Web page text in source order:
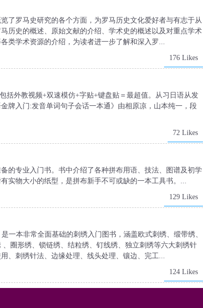
了罗马史研究的各个方面，为罗马历史文化爱好者与有志于从
历史的概述、原始文献的介绍、学术史的概述以及对重点学术
类学术资源的介绍，为读者进一步了解和深入罗...
176 Likes
括外教视频+双速模仿+字贴+键盘贴＝最超值。从习日语从发
牌入门:发音单词句子会话一本通》由相原凉，山本纯一，段
72 Likes
的专业入门书。书中介绍了各种拼布用语、技法、图谱及初学
实物大小的纸型，是拼布新手不可或缺的一本工具书。...
129 Likes
一本非常全面基础的刺绣入门图书，涵盖欧式刺绣、缎带绣、
圈形绣、锁链绣、结粒绣、钉线绣、独立刺绣等六大刺绣针
、刺绣针法、边缘处理、线头处理、镶边、完工...
124 Likes